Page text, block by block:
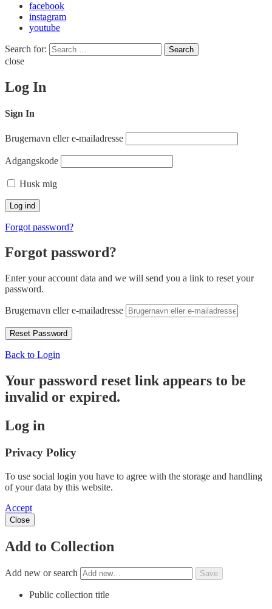
facebook
instagram
youtube
Search for: Search
close
Log In
Sign In
Brugernavn eller e-mailadresse
Adgangskode
Husk mig
Forgot password?
Forgot password?
Enter your account data and we will send you a link to reset your
password.
Brugernavn eller e-mailadresse
Back to Login
Your password reset link appears to be
invalid or expired.
Log in
Privacy Policy
To use social login you have to agree with the storage and handling
of your data by this website.
Accept
Close
Add to Collection
Add new or search
Public collection title